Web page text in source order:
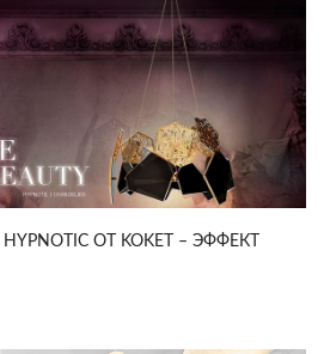
ОТ KOKET – ЭФФЕКТ